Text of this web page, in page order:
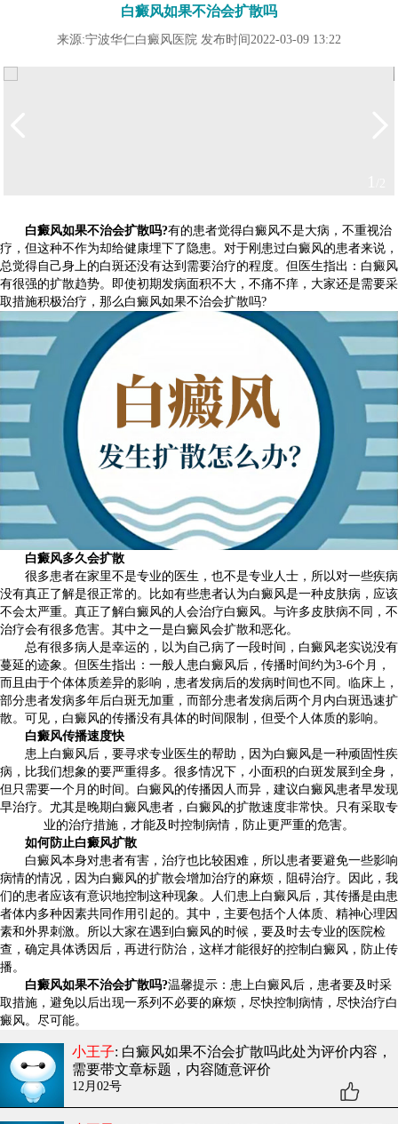
白癜风如果不治会扩散吗
来源:宁波华仁白癜风医院 发布时间2022-03-09 13:22
白癜风如果不治会扩散吗?有的患者觉得白癜风不是大病，不重视治
疗，但这种不作为却给健康埋下了隐患。对于刚患过白癜风的患者来说，
总觉得自己身上的白斑还没有达到需要治疗的程度。但医生指出：白癜风
有很强的扩散趋势。即使初期发病面积不大，不痛不痒，大家还是需要采
取措施积极治疗，那么白癜风如果不治会扩散吗?
白癜风多久会扩散
很多患者在家里不是专业的医生，也不是专业人士，所以对一些疾病
没有真正了解是很正常的。比如有些患者认为白癜风是一种皮肤病，应该
不会太严重。真正了解白癜风的人会治疗白癜风。与许多皮肤病不同，不
治疗会有很多危害。其中之一是白癜风会扩散和恶化。
总有很多病人是幸运的，以为自己病了一段时间，白癜风老实说没有
蔓延的迹象。但医生指出：一般人患白癜风后，传播时间约为3-6个月，
而且由于个体体质差异的影响，患者发病后的发病时间也不同。临床上，
部分患者发病多年后白斑无加重，而部分患者发病后两个月内白斑迅速扩
散。可见，白癜风的传播没有具体的时间限制，但受个人体质的影响。
白癜风传播速度快
患上白癜风后，要寻求专业医生的帮助，因为白癜风是一种顽固性疾
病，比我们想象的要严重得多。很多情况下，小面积的白斑发展到全身，
但只需要一个月的时间。白癜风的传播因人而异，建议白癜风患者早发现
早治疗。尤其是晚期白癜风患者，白癜风的扩散速度非常快。只有采取专
业的治疗措施，才能及时控制病情，防止更严重的危害。
如何防止白癜风扩散
白癜风本身对患者有害，治疗也比较困难，所以患者要避免一些影响
病情的情况，因为白癜风的扩散会增加治疗的麻烦，阻碍治疗。因此，我
们的患者应该有意识地控制这种现象。人们患上白癜风后，其传播是由患
者体内多种因素共同作用引起的。其中，主要包括个人体质、精神心理因
素和外界刺激。所以大家在遇到白癜风的时候，要及时去专业的医院检
查，确定具体诱因后，再进行防治，这样才能很好的控制白癜风，防止传
播。
白癜风如果不治会扩散吗?温馨提示：患上白癜风后，患者要及时采
取措施，避免以后出现一系列不必要的麻烦，尽快控制病情，尽快治疗白
癜风。尽可能。
小王子: 白癜风如果不治会扩散吗此处为评价内容，
需要带文章标题，内容随意评价
12月02号